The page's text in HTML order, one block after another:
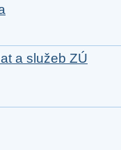
a služeb ZÚ